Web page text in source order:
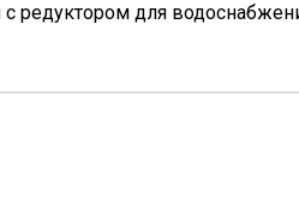
редуктором для